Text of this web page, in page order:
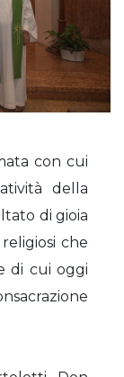
con cui
della
di gioia
che
di cui oggi